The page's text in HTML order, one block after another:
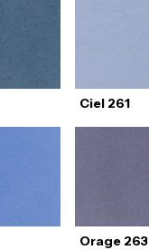
Ciel 261
Orage 263